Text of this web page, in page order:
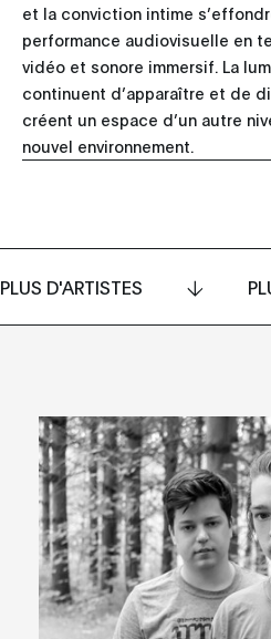
et la conviction intime
performance audiovisuelle en
vidéo et sonore immersif. La
continuent d’apparaître et de
créent un espace d’un autre
nouvel environnement.
PLUS D'ARTISTES